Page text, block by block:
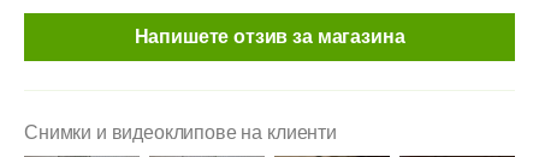
Напишете отзив за магазина
Снимки и видеоклипове на клиенти